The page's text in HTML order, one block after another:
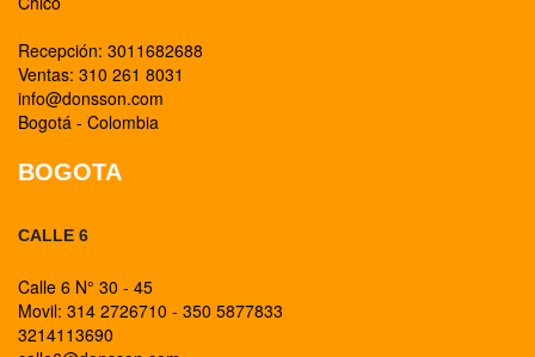
Recepción: 3011682688
Ventas: 310 261 8031
info@donsson.com
Bogotá - Colombia
BOGOTA
CALLE 6
Calle 6 N° 30 - 45
Movil: 314 2726710 - 350 5877833
3214113690